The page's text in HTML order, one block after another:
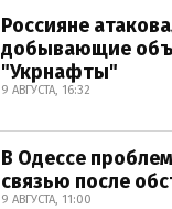
Россияне
добывающие
"Укрнафты"
9 АВГУСТА, 16:32
В Одессе
связью после
9 АВГУСТА, 11:00